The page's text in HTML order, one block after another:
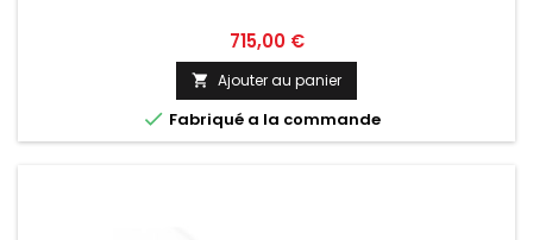
Prix
715,00 €
 Ajouter au panier
 Fabriqué a la commande